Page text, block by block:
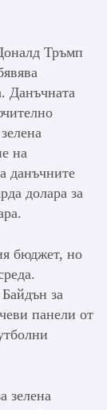
Тръмп
Данъчната
на
данъчните
долара за
бюджет, но
за
панели от
зелена